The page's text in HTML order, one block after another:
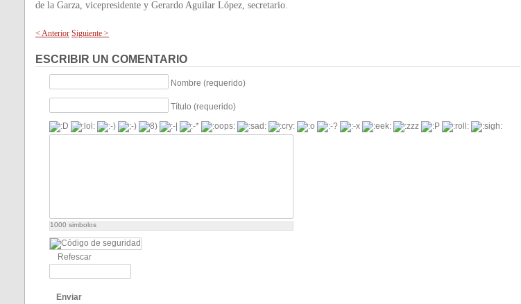
de la Garza, vicepresidente y Gerardo Aguilar López, secretario.
< Anterior Siguiente >
ESCRIBIR UN COMENTARIO
Nombre (requerido)
Título (requerido)
1000 simbolos
Refescar
Enviar